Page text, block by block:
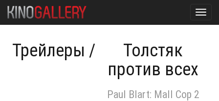
Трейлеры /
Толстяк
против всех
Paul Blart: Mall Cop 2